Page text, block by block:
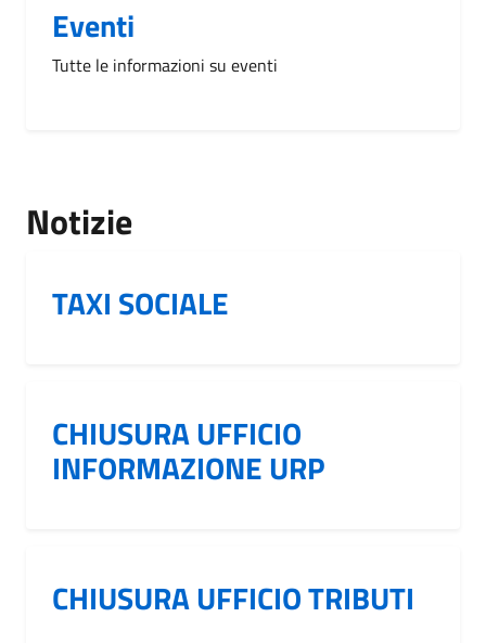
Eventi
Tutte le informazioni su eventi
Notizie
TAXI SOCIALE
CHIUSURA UFFICIO
INFORMAZIONE URP
CHIUSURA UFFICIO TRIBUTI